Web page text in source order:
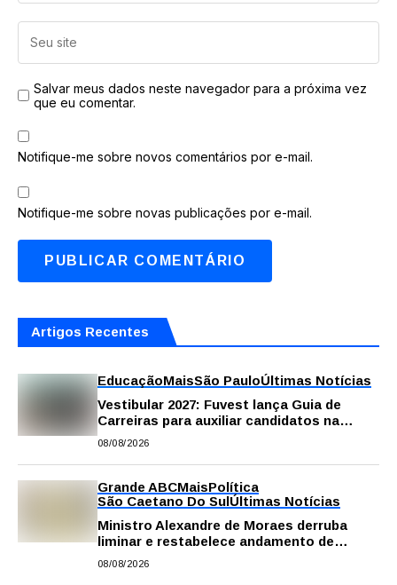
Salvar meus dados neste navegador para a próxima vez
que eu comentar.
Notifique-me sobre novos comentários por e-mail.
Notifique-me sobre novas publicações por e-mail.
Artigos Recentes
EducaçãoMaisSão PauloÚltimas Notícias
Vestibular 2027: Fuvest lança Guia de
Carreiras para auxiliar candidatos na
escolha da profissão
08/08/2026
Grande ABCMaisPolítica
São Caetano Do SulÚltimas Notícias
Ministro Alexandre de Moraes derruba
liminar e restabelece andamento de
comissão processante contra vereador
08/08/2026